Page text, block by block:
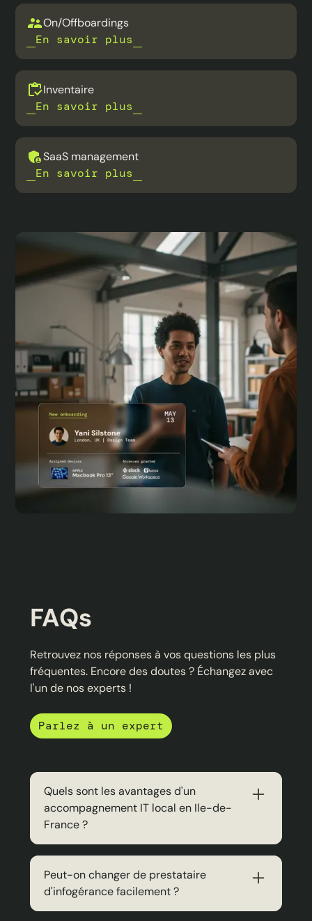
On/Offboardings
En savoir plus
Inventaire
En savoir plus
SaaS management
En savoir plus
FAQs
Retrouvez nos réponses à vos questions les plus
fréquentes. Encore des doutes ? Échangez avec
l'un de nos experts !
Parlez à un expert
Quels sont les avantages d'un
accompagnement IT local en Ile-de-
France ?
Un prestataire d'infogérance implanté en
Ile-de-France offre une réactivité
supérieure avec des interventions rapides
sur site : nous garantissons moins de 4
Peut-on changer de prestataire
d'infogérance facilement ?